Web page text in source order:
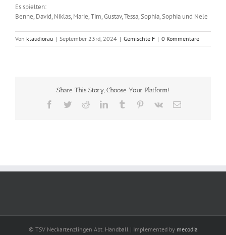
Es spielten:
Benne, David, Niklas, Marie, Tim, Gustav, Tessa, Sophia, Sophia und Nele
Von klaudiorau | September 23rd, 2024 | Gemischte F | 0 Kommentare
Share This Story, Choose Your Platform!
Facebook
TwitterRedditLinkedInTumblr Pinterest
Vk
E-
© TSV Neckartenzlingen Abt. Handball | Implemented by mecodia